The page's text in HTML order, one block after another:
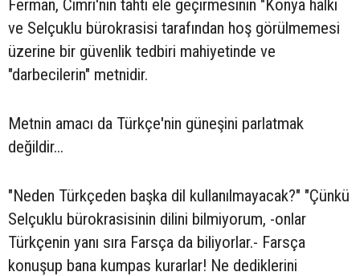
Ferman, Cimri'nin tahtı ele geçirmesinin "Konya halkı
ve Selçuklu bürokrasisi tarafından hoş görülmemesi
üzerine bir güvenlik tedbiri mahiyetinde ve
"darbecilerin" metnidir.
Metnin amacı da Türkçe'nin güneşini parlatmak
değildir...
"Neden Türkçeden başka dil kullanılmayacak?" "Çünkü
Selçuklu bürokrasisinin dilini bilmiyorum, -onlar
Türkçenin yanı sıra Farsça da biliyorlar.- Farsça
konuşup bana kumpas kurarlar! Ne dediklerini